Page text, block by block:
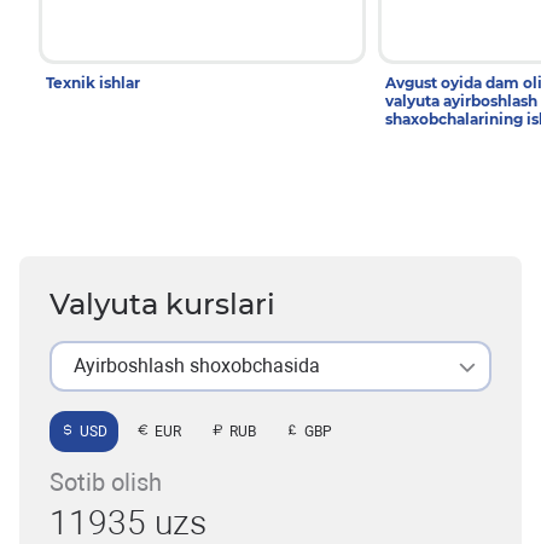
Texnik ishlar
Avgust oyida dam
valyuta ayirboshlash
shaxobchalarining
Valyuta kurslari
Ayirboshlash shoxobchasida
USD EUR RUB GBP
Sotib olish
11935 uzs